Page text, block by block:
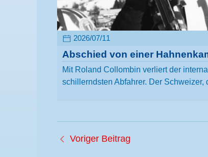
2026/07/11
Abschied von einer
Mit Roland Collombin verliert der
schillerndsten Abfahrer. Der Schweizer,
Voriger Beitrag